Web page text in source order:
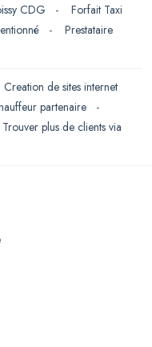
CDG - Forfait Taxi
- Prestataire
Creation de sites internet
partenaire
-
Trouver plus de clients via